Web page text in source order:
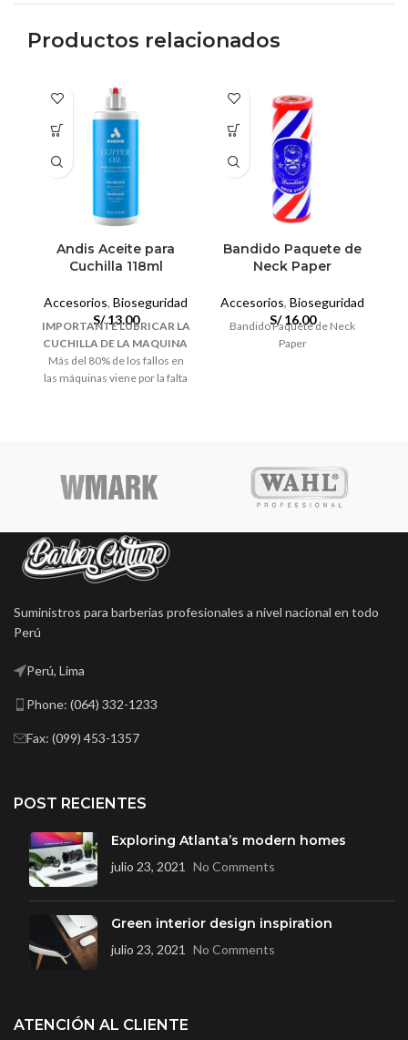
Productos relacionados
Andis Aceite para
Cuchilla 118ml
Accesorios, Bioseguridad
S/13.00
IMPORTANTE LUBRICAR LA
CUCHILLA DE LA MAQUINA
Más del 80% de los fallos en
las máquinas viene por la falta
acumulado, lubricar en
posición horizontal y retirar el
colgada boca abajo, con su
gancho, para que el exceso de
aceite no entre dentro de la
máquina.Andis
apuesta por la
de las herramientas
obtengas los mejores
Bandido Paquete de
Neck Paper
Accesorios, Bioseguridad
S/16.00
Bandido Paquete de Neck
Paper
Suministros para barberias profesionales a nivel nacional en todo
Perú
Perú, Lima
Phone: (064) 332-1233
Fax: (099) 453-1357
POST RECIENTES
Exploring Atlanta’s modern homes
julio 23, 2021 No Comments
Green interior design inspiration
julio 23, 2021 No Comments
ATENCIÓN AL CLIENTE